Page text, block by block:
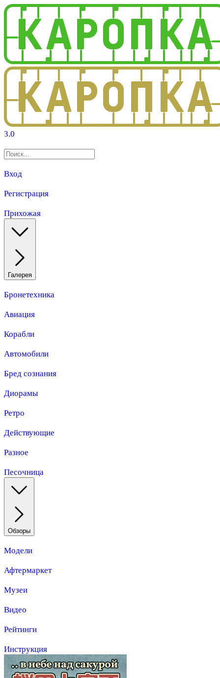
3.0
Вход
Регистрация
Прихожая
Галерея
Бронетехника
Авиация
Корабли
Автомобили
Бред сознания
Диорамы
Ретро
Действующие
Разное
Песочница
Обзоры
Модели
Афтермаркет
Музеи
Видео
Рейтинги
Инструкция